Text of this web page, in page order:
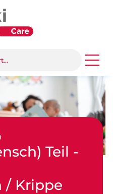
Teil -
/ Krippe